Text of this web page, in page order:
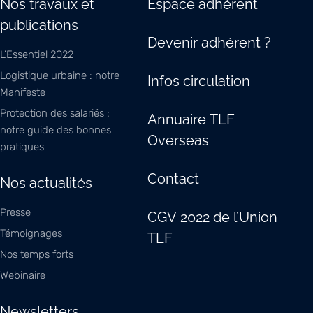
Nos travaux et
publications
L’Essentiel 2022
Logistique urbaine : notre
Manifeste
Protection des salariés :
notre guide des bonnes
pratiques
Nos actualités
Presse
Témoignages
Nos temps forts
Webinaire
Espace adhérent
Devenir adhérent ?
Infos circulation
Annuaire TLF
Overseas
Contact
CGV 2022 de l’Union
TLF